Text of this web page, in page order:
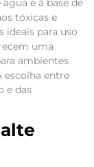
e à base de
tóxicas e
ideais para uso
uma
ambientes
escolha entre
e das